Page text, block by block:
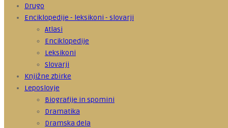
Drugo
Enciklopedije - leksikoni - slovarji
Atlasi
Enciklopedije
Leksikoni
Slovarji
Knjižne zbirke
Leposlovje
Biografije in spomini
Dramatika
Dramska dela